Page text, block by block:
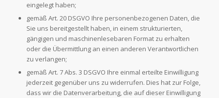
eingelegt haben;
gemäß Art. 20 DSGVO Ihre personenbezogenen Daten, die
Sie uns bereitgestellt haben, in einem strukturierten,
gängigen und maschinenlesebaren Format zu erhalten
oder die Übermittlung an einen anderen Verantwortlichen
zu verlangen;
gemäß Art. 7 Abs. 3 DSGVO Ihre einmal erteilte Einwilligung
jederzeit gegenüber uns zu widerrufen. Dies hat zur Folge,
dass wir die Datenverarbeitung, die auf dieser Einwilligung